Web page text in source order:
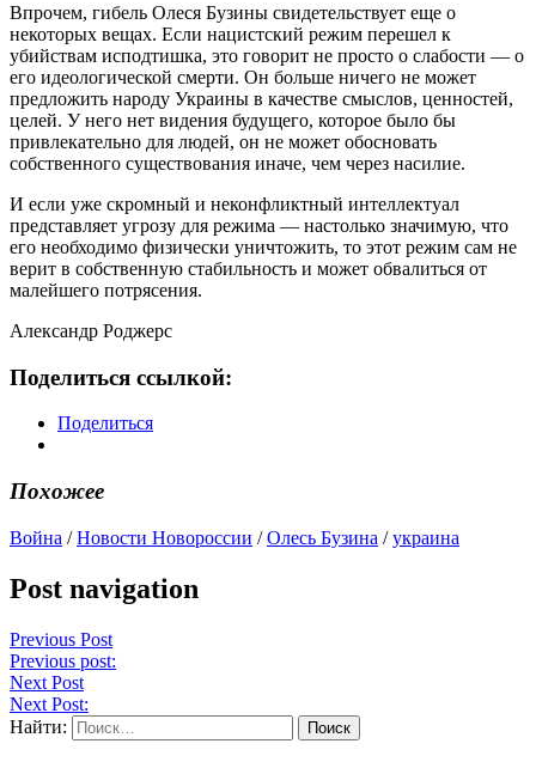
Впрочем, гибель Олеся Бузины свидетельствует еще о
некоторых вещах. Если нацистский режим перешел к
убийствам исподтишка, это говорит не просто о слабости — о
его идеологической смерти. Он больше ничего не может
предложить народу Украины в качестве смыслов, ценностей,
целей. У него нет видения будущего, которое было бы
привлекательно для людей, он не может обосновать
собственного существования иначе, чем через насилие.
И если уже скромный и неконфликтный интеллектуал
представляет угрозу для режима — настолько значимую, что
его необходимо физически уничтожить, то этот режим сам не
верит в собственную стабильность и может обвалиться от
малейшего потрясения.
Александр Роджерс
Поделиться ссылкой:
Поделиться
Похожее
Война /Новости Новороссии /Олесь Бузина /украина
Post navigation
Previous Post
Previous post:
Next Post
Next Post:
Найти: